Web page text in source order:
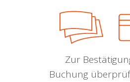
Zur
Buchung